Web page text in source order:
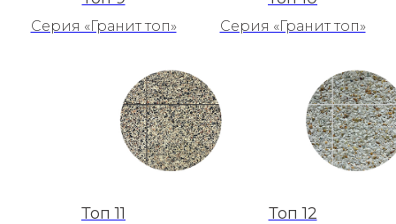
Серия «Гранит топ» Серия «Гранит топ»
Топ 11 Топ 12